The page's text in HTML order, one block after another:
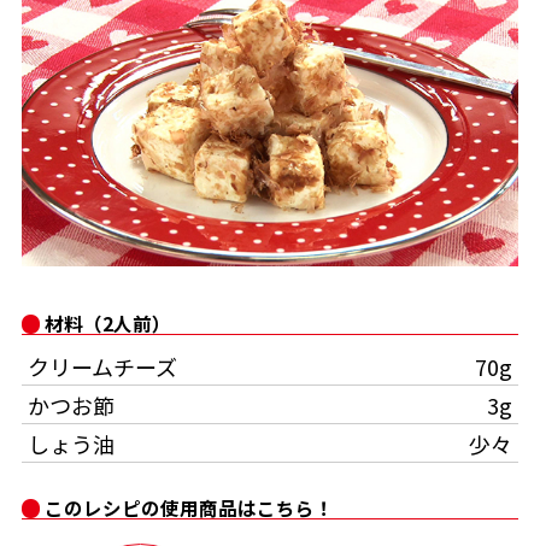
ヤマキ『めんつゆ』 ヤマキ 割烹白だし
旨さ、別格。だし屋の鍋
おいしいレシピトップ
主食レシピ
主菜レシピ
汁物レシピ
時短レシピ
おいしいレシピを商品から探す
かつお節レシピ
かつお節・だしを知る
だしの取り方
かつお節の削り方
かつお節・だしをもっと知る
ヤマキ かつお節プラス®
かつお節・だしを楽しむ
だしコミュ
CM・キャンペーン
CM
キャンペーン一覧
企業・採用情報
企業情報
- 百年対話
- ヤマキ かつお節プラス®
採用情報
- ジョブリターン制
お問い合わせ
ヤマキお客様相談室
オンラインショップ
コミュニティサイト
Global
このレシピの使用商品はこちら！
材料（2人前）
クリームチーズ
70g
かつお節
3g
しょう油
少々